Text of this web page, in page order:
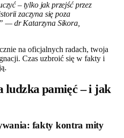
– tylko jak przejść przez
zaczyna się poza
— dr Katarzyna Sikora,
na oficjalnych radach, twoja
Czas uzbroić się w fakty i
ludzka pamięć – i jak
fakty kontra mity